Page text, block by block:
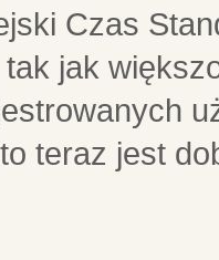
Czas
jak
teraz jest